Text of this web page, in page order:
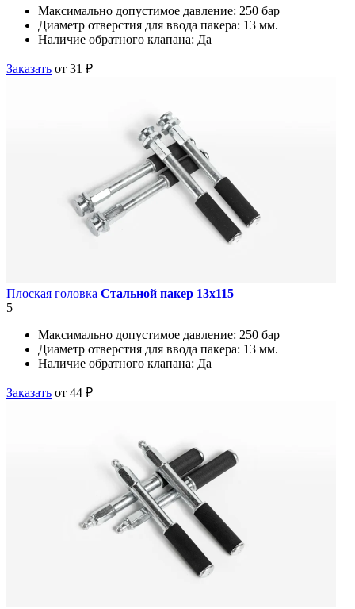
Максимально допустимое давление: 250 бар
Диаметр отверстия для ввода пакера: 13 мм.
Наличие обратного клапана: Да
Заказать от 31 ₽
Плоская головка Стальной пакер 13х115
5
Максимально допустимое давление: 250 бар
Диаметр отверстия для ввода пакера: 13 мм.
Наличие обратного клапана: Да
Заказать от 44 ₽